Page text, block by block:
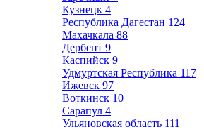
Кузнецк 4
Республика Дагестан 124
Махачкала 88
Дербент 9
Каспийск 9
Удмуртская Республика 117
Ижевск 97
Воткинск 10
Сарапул 4
Ульяновская область 111